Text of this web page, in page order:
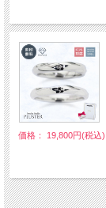
価格： 19,800円(税込)